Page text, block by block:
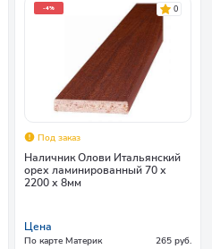
-4% 0
Под заказ
Наличник Олови Итальянский
орех ламинированный 70 х
2200 х 8мм
Цена
По карте Материк
265 руб.